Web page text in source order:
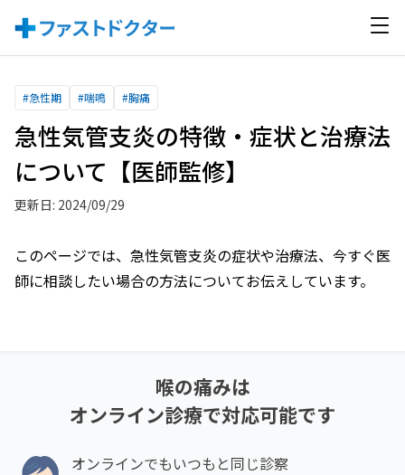
#急性期 #喘鳴 #胸痛
急性気管支炎の特徴・症状と治療法
について【医師監修】
更新日: 2024/09/29
このページでは、急性気管支炎の症状や治療法、今すぐ医
師に相談したい場合の方法についてお伝えしています。
喉の痛みは
オンライン診療で対応可能です
オンラインでもいつもと同じ診察